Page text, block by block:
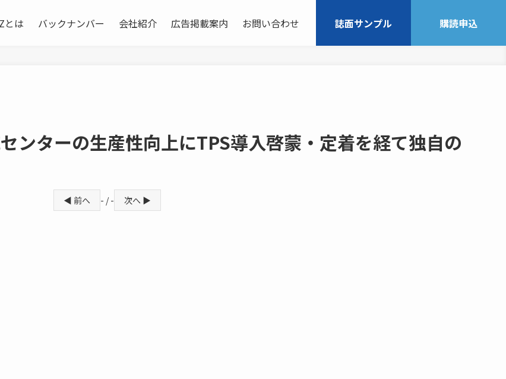
とは バックナンバー 会社紹介 広告掲載案内 お問い合わせ 誌面サンプル 購読申込
ターの生産性向上にTPS導入啓蒙・定着を経て独自の
◀ 前へ - / - 次へ ▶